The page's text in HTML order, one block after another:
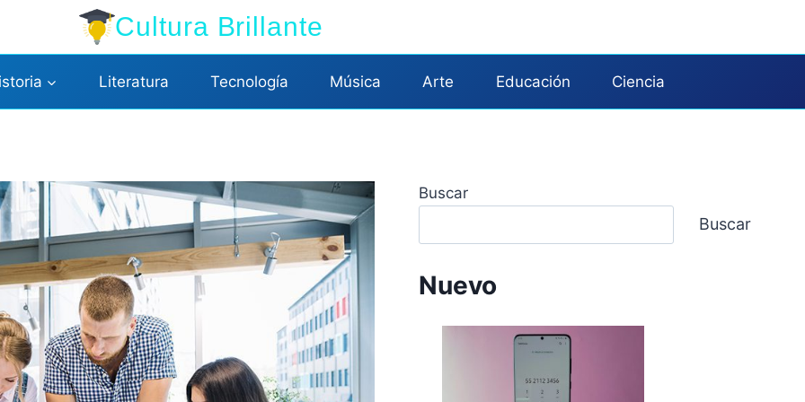
Cultura Brillante
Literatura Tecnología Música Arte Educación Ciencia
Buscar
Buscar
Nuevo